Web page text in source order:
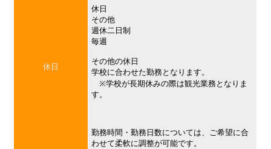
休日
休日
その他
週休二日制
毎週
その他の休日
学校に合わせた勤務となります。
※学校が長期休みの際は観光業務となりま
す。
勤務時間・勤務日数については、ご希望に合
わせて柔軟に調整が可能です。